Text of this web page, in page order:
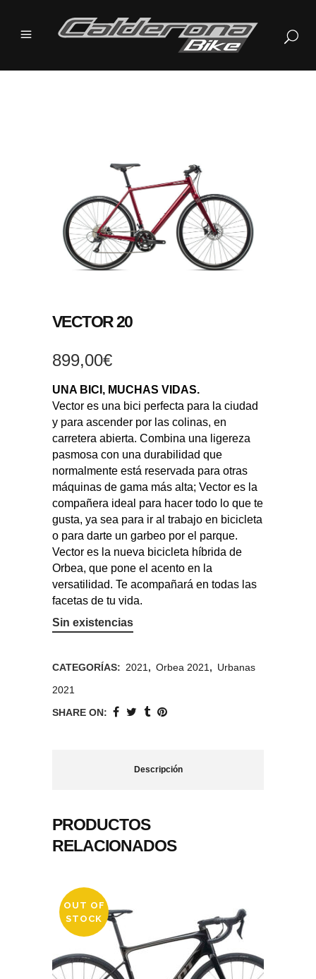
VECTOR 20
899,00€
UNA BICI, MUCHAS VIDAS.
Vector es una bici perfecta para la ciudad
y para ascender por las colinas, en
carretera abierta. Combina una ligereza
pasmosa con una durabilidad que
normalmente está reservada para otras
máquinas de gama más alta; Vector es la
compañera ideal para hacer todo lo que te
gusta, ya sea para ir al trabajo en bicicleta
o para darte un garbeo por el parque.
Vector es la nueva bicicleta híbrida de
Orbea, que pone el acento en la
versatilidad. Te acompañará en todas las
facetas de tu vida.
Sin existencias
CATEGORÍAS: 2021 , Orbea 2021 , Urbanas
2021
SHARE ON:
Descripción
PRODUCTOS
RELACIONADOS
OUT OF
STOCK